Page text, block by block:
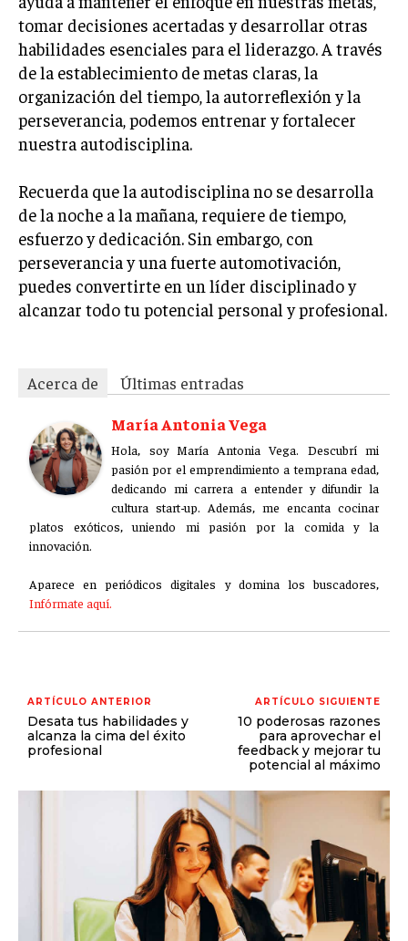
ÉTICA EMPRESARIAL Y RESPONSABILIDAD
SOCIAL
BLOG
María Antonia Vega
Hola, soy María Antonia Vega. Descubrí mi pasión
por el emprendimiento a temprana edad,
dedicando mi carrera a entender y difundir la
cultura start-up. Además, me encanta cocinar
platos exóticos, uniendo mi pasión por la comida y la innovación.
tomar decisiones acertadas y desarrollar otras
habilidades esenciales para el liderazgo. A través
de la establecimiento de metas claras, la
organización del tiempo, la autorreflexión y la
perseverancia, podemos entrenar y fortalecer
nuestra autodisciplina.
Recuerda que la autodisciplina no se desarrolla
de la noche a la mañana, requiere de tiempo,
esfuerzo y dedicación. Sin embargo, con
perseverancia y una fuerte automotivación,
puedes convertirte en un líder disciplinado y
alcanzar todo tu potencial personal y profesional.
Acerca de
Últimas entradas
María Antonia Vega
Hola, soy María Antonia Vega. Descubrí mi
pasión por el emprendimiento a temprana edad,
dedicando mi carrera a entender y difundir la
cultura start-up. Además, me encanta cocinar
platos exóticos, uniendo mi pasión por la comida y la
innovación.
Aparece en periódicos digitales y domina los buscadores,
Infórmate aquí.
ARTÍCULO ANTERIOR
Desata tus habilidades y
alcanza la cima del éxito
profesional
ARTÍCULO SIGUIENTE
10 poderosas razones
para aprovechar el
feedback y mejorar tu
potencial al máximo